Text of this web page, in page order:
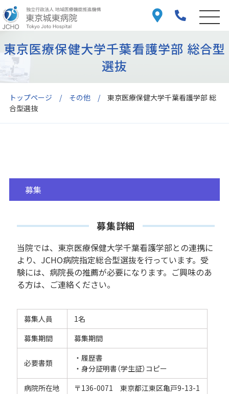
トップページ その他
東京医療保健大学千葉看護学部 総
合型選抜
東京医療保健大学千葉看護学部 総合型
選抜
募集
募集詳細
当院では、東京医療保健大学千葉看護学部との連携に
より、JCHO病院指定総合型選抜を行っています。受
験には、病院長の推薦が必要になります。ご興味のあ
る方は、ご連絡ください。
募集人員
1名
募集期間
募集期間
必要書類
・履歴書
・身分証明書（学生証）コピー
病院所在地
〒136-0071 東京都江東区亀戸9-13-1